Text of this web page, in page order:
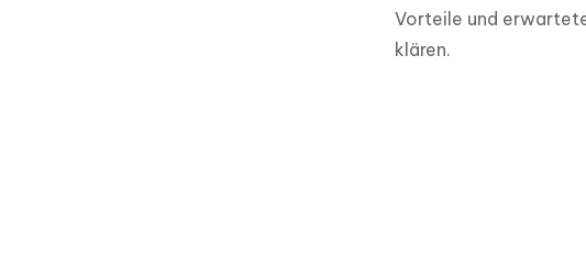
Vorteile und
klären.